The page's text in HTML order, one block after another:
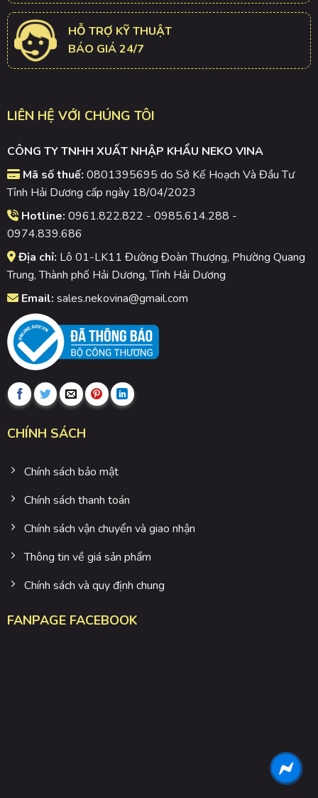
HỖ TRỢ KỸ THUẬT
BÁO GIÁ 24/7
LIÊN HỆ VỚI CHÚNG TÔI
CÔNG TY TNHH XUẤT NHẬP KHẨU NEKO VINA
Mã số thuế: 0801395695 do Sở Kế Hoạch Và Đầu Tư
Tỉnh Hải Dương cấp ngày 18/04/2023
Hotline: 0961.822.822 - 0985.614.288 -
0974.839.686
Địa chỉ: Lô 01-LK11 Đường Đoàn Thượng, Phường Quang
Trung, Thành phố Hải Dương, Tỉnh Hải Dương
Email: sales.nekovina@gmail.com
CHÍNH SÁCH
Chính sách bảo mật
Chính sách thanh toán
Chính sách vận chuyển và giao nhận
Thông tin về giá sản phẩm
Chính sách và quy định chung
FANPAGE FACEBOOK